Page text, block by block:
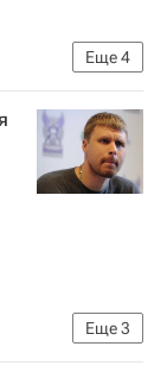
Еще4
Еще3